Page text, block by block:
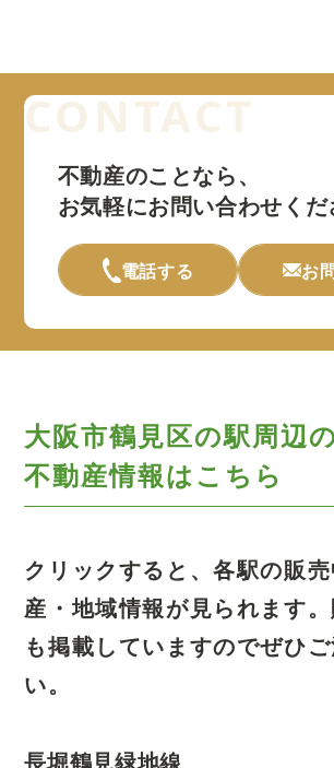
不動産のことなら、
お気軽にお問い合わせくだ
電話する お
大阪市鶴見区の駅周辺の
不動産情報はこちら
クリックすると、各駅の販
産・地域情報が見られます。
も掲載していますのでぜひ
い。
長堀鶴見緑地線